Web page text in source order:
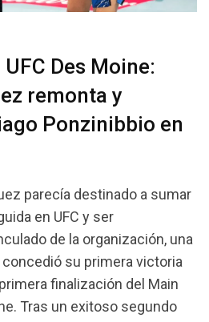
Des Moine:
remonta y
Ponzinibbio en
parecía destinado a sumar
en UFC y ser
de la organización, una
su primera victoria
finalización del Main
Tras un exitoso segundo